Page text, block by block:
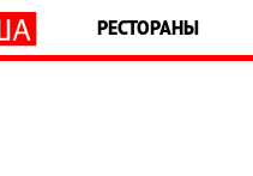
РЕСТОРАНЫ